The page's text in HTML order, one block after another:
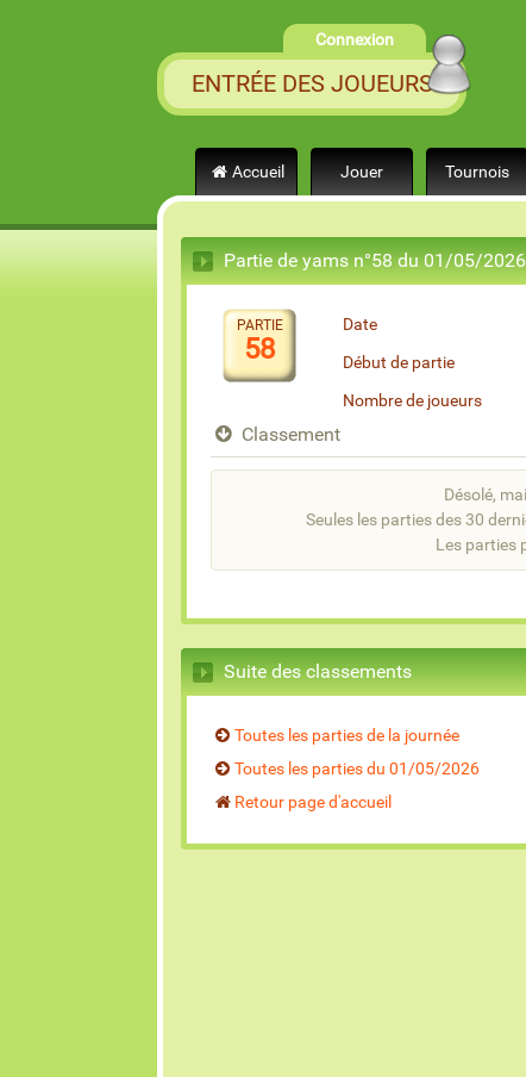
Connexion
ENTRÉE DES JOUEURS
Accueil Jouer Tournois
Partie de yams n°58 du 01/05/2026
PARTIE
58
Date
Début de partie
Nombre de joueurs
Classement
Désolé,
Seules les parties des 30
Les parties
Suite des classements
Toutes les parties de la journée
Toutes les parties du 01/05/2026
Retour page d'accueil